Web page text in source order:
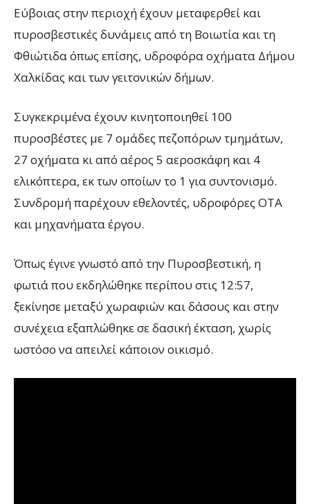
Εύβοιας στην περιοχή έχουν μεταφερθεί και
πυροσβεστικές δυνάμεις από τη Βοιωτία και τη
Φθιώτιδα όπως επίσης, υδροφόρα οχήματα Δήμου
Χαλκίδας και των γειτονικών δήμων.
Συγκεκριμένα έχουν κινητοποιηθεί 100
πυροσβέστες με 7 ομάδες πεζοπόρων τμημάτων,
27 οχήματα κι από αέρος 5 αεροσκάφη και 4
ελικόπτερα, εκ των οποίων το 1 για συντονισμό.
Συνδρομή παρέχουν εθελοντές, υδροφόρες ΟΤΑ
και μηχανήματα έργου.
Όπως έγινε γνωστό από την Πυροσβεστική, η
φωτιά που εκδηλώθηκε περίπου στις 12:57,
ξεκίνησε μεταξύ χωραφιών και δάσους και στην
συνέχεια εξαπλώθηκε σε δασική έκταση, χωρίς
ωστόσο να απειλεί κάποιον οικισμό.